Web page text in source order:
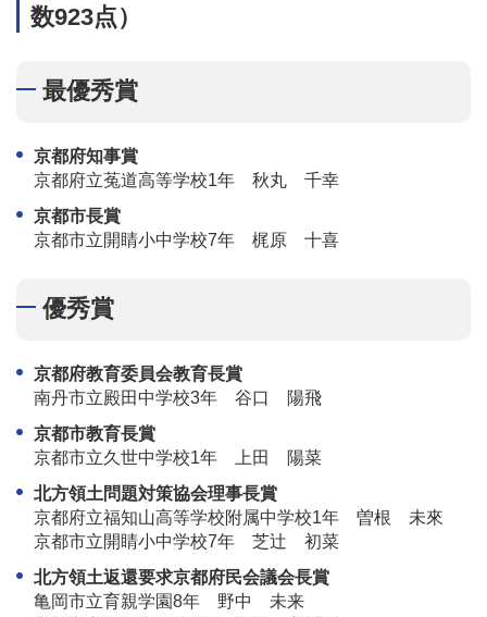
数923点）
最優秀賞
京都府知事賞
京都府立菟道高等学校1年 秋丸 千幸
京都市長賞
京都市立開睛小中学校7年 梶原 十喜
優秀賞
京都府教育委員会教育長賞
南丹市立殿田中学校3年 谷口 陽飛
京都市教育長賞
京都市立久世中学校1年 上田 陽菜
北方領土問題対策協会理事長賞
京都府立福知山高等学校附属中学校1年 曽根 未來
京都市立開睛小中学校7年 芝辻 初菜
北方領土返還要求京都府民会議会長賞
亀岡市立育親学園8年 野中 未来